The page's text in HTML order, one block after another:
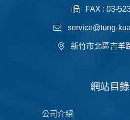
FAX : 03-
service@tung-
新竹市北區吉羊
網站目錄
公司介紹